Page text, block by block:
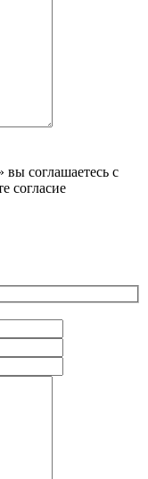
соглашаетесь с
согласие